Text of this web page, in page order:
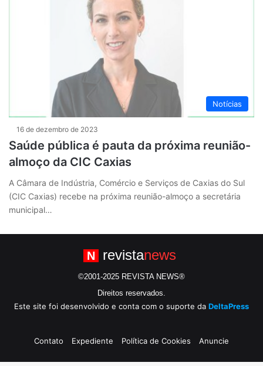
Notícias
16 de dezembro de 2023
Saúde pública é pauta da próxima reunião-
almoço da CIC Caxias
A Câmara de Indústria, Comércio e Serviços de Caxias do Sul
(CIC Caxias) recebe na próxima reunião-almoço a secretária
municipal…
N revistanews
©2001-2025 REVISTA NEWS®
Direitos reservados.
Este site foi desenvolvido e conta com o suporte da DeltaPress
Contato Expediente Política de Cookies Anuncie